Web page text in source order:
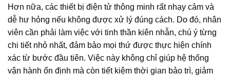
Hơn nữa, các thiết bị điện tử thông minh rất nhạy cảm và
dễ hư hỏng nếu không được xử lý đúng cách. Do đó, nhân
viên cần phải làm việc với tinh thần kiên nhẫn, chú ý từng
chi tiết nhỏ nhất, đảm bảo mọi thứ được thực hiện chính
xác từ bước đầu tiên. Việc này không chỉ giúp hệ thống
vận hành ổn định mà còn tiết kiệm thời gian bảo trì, giảm